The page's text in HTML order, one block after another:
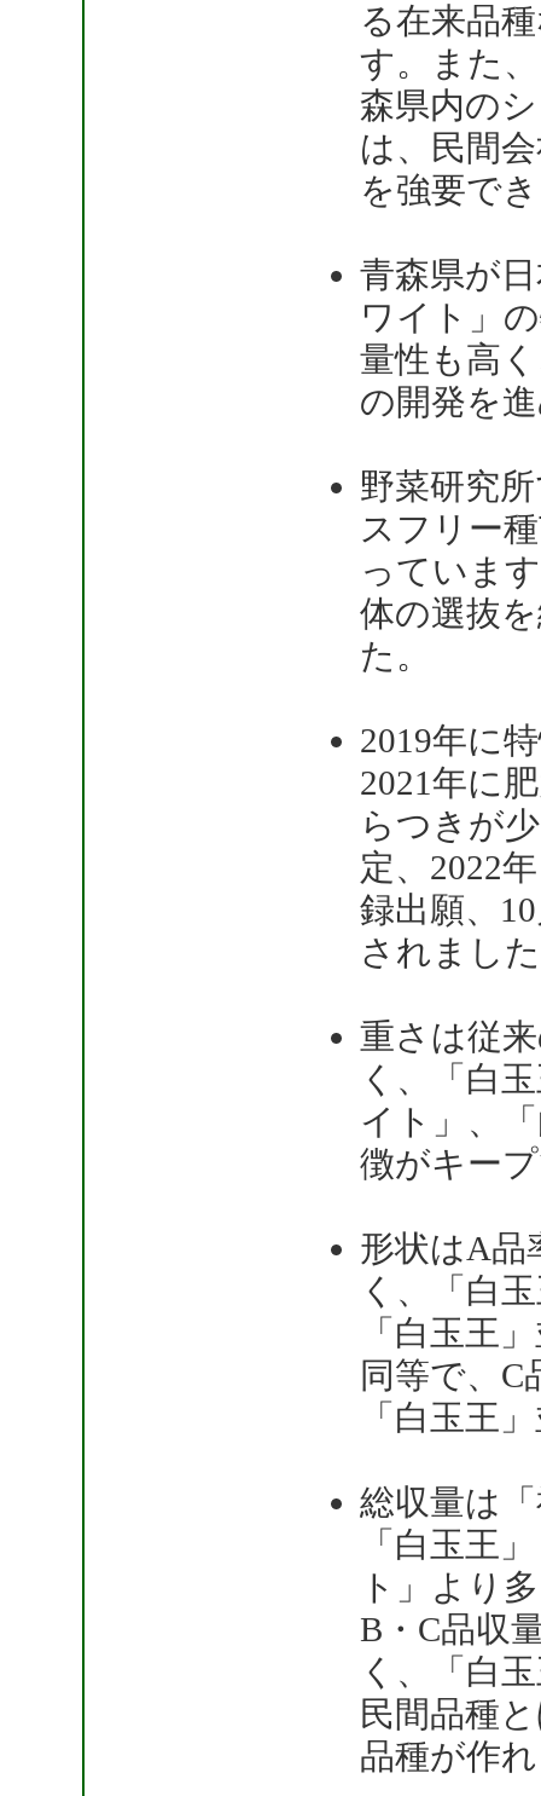
る在来品
す。また
森県内の
は、民間
を強要で
青森県が
ワイト」
量性も高
の開発を
野菜研究
スフリー
っていま
体の選抜
た。
2019年に
2021年に
らつきが
定、2022
録出願、
されまし
重さは従
く、「白
イト」、
徴がキー
形状はA品
く、「白
「白玉王
同等で、
「白玉王
総収量は
「白玉王
ト」より
B・C品収
く、「白
民間品種
品種が作